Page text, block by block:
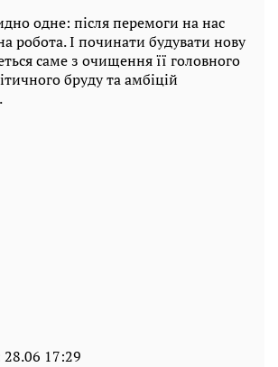
одне: після перемоги на нас
робота. І починати будувати нову
саме з очищення її головного
бруду та амбіцій
28.06 17:29